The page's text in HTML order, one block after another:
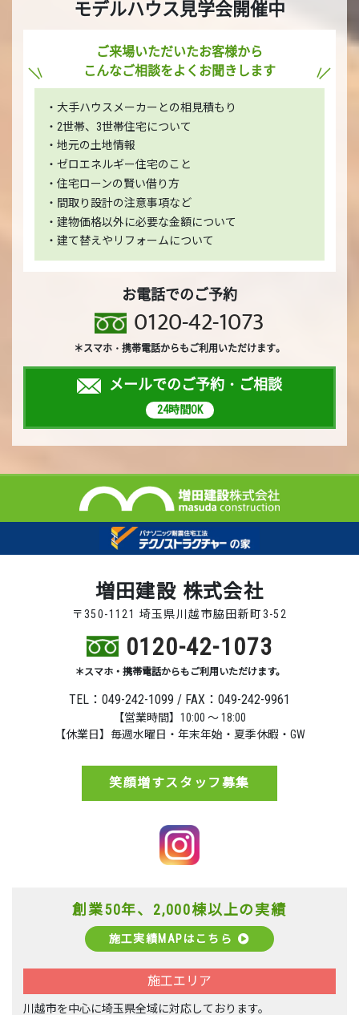
モデルハウス見学会開催中
ご来場いただいたお客様から
こんなご相談をよくお聞きします
・大手ハウスメーカーとの相見積もり
・2世帯、3世帯住宅について
・地元の土地情報
・ゼロエネルギー住宅のこと
・住宅ローンの賢い借り方
・間取り設計の注意事項など
・建物価格以外に必要な金額について
・建て替えやリフォームについて
お電話でのご予約
0120-42-1073
＊スマホ・携帯電話からもご利用いただけます。
メールでのご予約・ご相談
24時間OK
増田建設 株式会社
〒350-1121 埼玉県川越市脇田新町3-52
0120-42-1073
＊スマホ・携帯電話からもご利用いただけます。
TEL：049-242-1099 / FAX：049-242-9961
【営業時間】10:00 ～ 18:00
【休業日】毎週水曜日・年末年始・夏季休暇・GW
笑顔増すスタッフ募集
創業50年、2,000棟以上の実績
施工実績MAPはこちら
施工エリア
川越市を中心に埼玉県全域に対応しております。